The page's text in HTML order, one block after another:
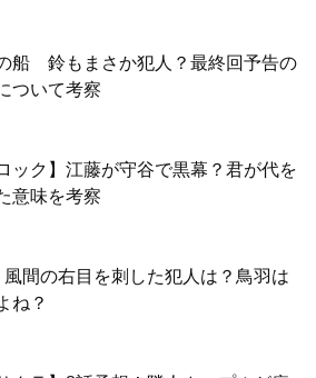
船 鈴もまさか犯人？最終回予告の
ついて考察
ック】江藤が守谷で黒幕？君が代を
意味を考察
風間の右目を刺した犯人は？鳥羽は
ね？